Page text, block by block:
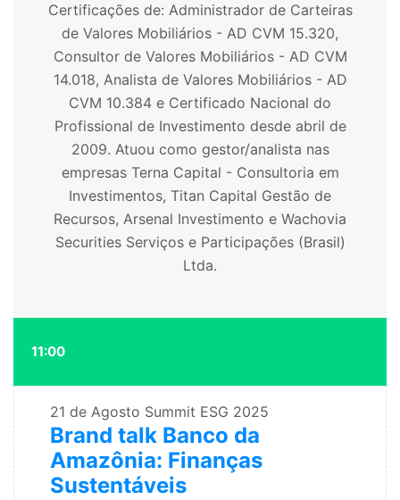
Certificações de: Administrador de Carteiras
de Valores Mobiliários - AD CVM 15.320,
Consultor de Valores Mobiliários - AD CVM
14.018, Analista de Valores Mobiliários - AD
CVM 10.384 e Certificado Nacional do
Profissional de Investimento desde abril de
2009. Atuou como gestor/analista nas
empresas Terna Capital - Consultoria em
Investimentos, Titan Capital Gestão de
Recursos, Arsenal Investimento e Wachovia
Securities Serviços e Participações (Brasil)
Ltda.
11:00
21 de Agosto Summit ESG 2025
Brand talk Banco da
Amazônia: Finanças
Sustentáveis